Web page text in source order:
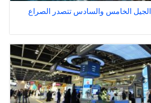
الخامس والسادس تتصدر الصراع